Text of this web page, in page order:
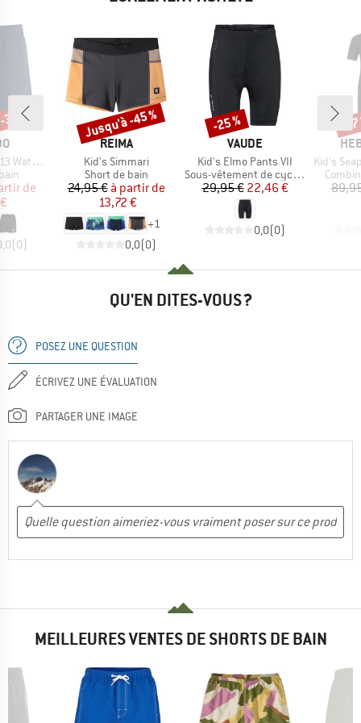
réduit
de
(0)
%
MARQUE
REIMA
Article
Kid's Simmari
Product group
Short de bain
Prix
24,95 € Prix réduit
à partir de
13,72 €
+1
0,0(0)
Remise
Jusqu'à -45 %
MARQUE
VAUDE
Article
Kid's Elmo Pants VII
Product group
Sous-vêtement de cyclisme
Prix
29,95 €Prix réduit
22,46 €
0,0(0)
Remise
-25 %
Article
Kid's
-
QU'EN DITES-VOUS ?
POSEZ UNE QUESTION
ÉCRIVEZ UNE ÉVALUATION
PARTAGER UNE IMAGE
MEILLEURES VENTES DE SHORTS DE BAIN